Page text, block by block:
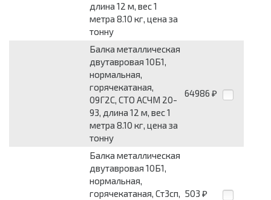
длина 12 м, вес 1
метра 8.10 кг, цена за
тонну
Балка металлическая
двутавровая 10Б1,
нормальная,
горячекатаная,
09Г2С, СТО АСЧМ 20-
93, длина 12 м, вес 1
метра 8.10 кг, цена за
тонну
64986 ₽
Балка металлическая
двутавровая 10Б1,
нормальная,
горячекатаная, Ст3сп, 503 ₽